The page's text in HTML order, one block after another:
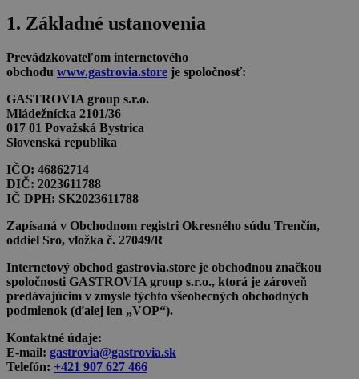
1. Základné ustanovenia
Prevádzkovateľom internetového
obchodu www.gastrovia.store je spoločnosť:
GASTROVIA group s.r.o.
Mládežnícka 2101/36
017 01 Považská Bystrica
Slovenská republika
IČO: 46862714
DIČ: 2023611788
IČ DPH: SK2023611788
Zapísaná v Obchodnom registri Okresného súdu Trenčín,
oddiel Sro, vložka č. 27049/R
Internetový obchod gastrovia.store je obchodnou značkou
spoločnosti GASTROVIA group s.r.o., ktorá je zároveň
predávajúcim v zmysle týchto všeobecných obchodných
podmienok (ďalej len „VOP“).
Kontaktné údaje:
E-mail: gastrovia@gastrovia.sk
Telefón: +421 907 627 466